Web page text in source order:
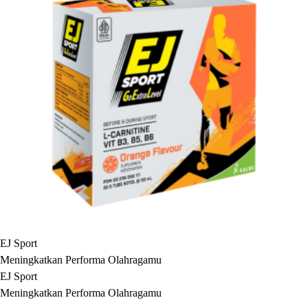
EJ Sport
Meningkatkan Performa Olahragamu
EJ Sport
Meningkatkan Performa Olahragamu